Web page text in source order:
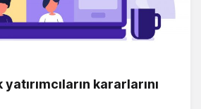
kararlarını